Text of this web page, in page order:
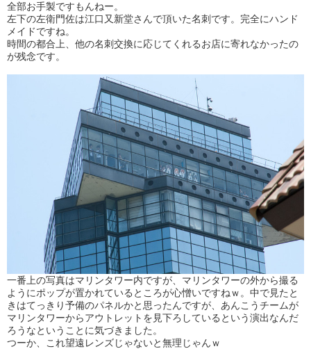
全部お手製ですもんねー。
左下の左衛門佐は江口又新堂さんで頂いた名刺です。完全にハンド
メイドですね。
時間の都合上、他の名刺交換に応じてくれるお店に寄れなかったの
が残念です。
一番上の写真はマリンタワー内ですが、マリンタワーの外から撮る
ようにポップが置かれているところが心憎いですねｗ。中で見たと
きはてっきり予備のパネルかと思ったんですが、あんこうチームが
マリンタワーからアウトレットを見下ろしているという演出なんだ
ろうなということに気づきました。
つーか、これ望遠レンズじゃないと無理じゃんｗ